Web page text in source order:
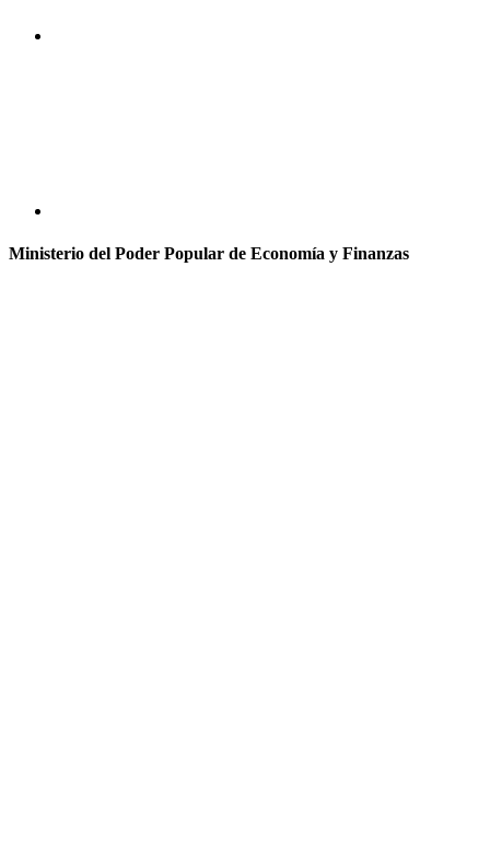
Ministerio del Poder Popular de Economía y Finanzas